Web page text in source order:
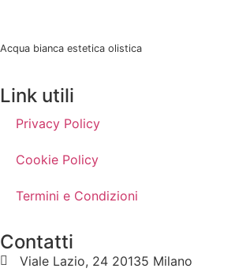
Acqua bianca estetica olistica
Link utili
Privacy Policy
Cookie Policy
Termini e Condizioni
Contatti
Viale Lazio, 24 20135 Milano